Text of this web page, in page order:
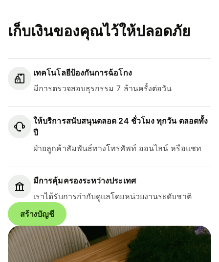
เก็บเงินของคุณไว้ให้ปลอดภัย
เทคโนโลยีป้องกันการฉ้อโกง
มีการตรวจสอบธุรกรรม 7 ล้านครั้งต่อวัน
ให้บริการสนับสนุนตลอด 24 ชั่วโมง ทุกวัน ตลอดทั้ง
ปี
ฝ่ายลูกค้าสัมพันธ์ทางโทรศัพท์ ออนไลน์ หรือแชท
มีการคุ้มครองระหว่างประเทศ
เราได้รับการกำกับดูแลโดยหน่วยงานระดับชาติ
สร้างบัญชี